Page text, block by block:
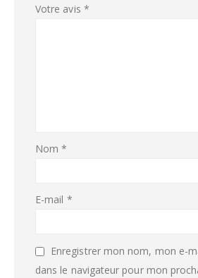
Votre avis *
Nom*
E-mail *
Enregistrer mon nom, mon e-
dans le navigateur pour mon